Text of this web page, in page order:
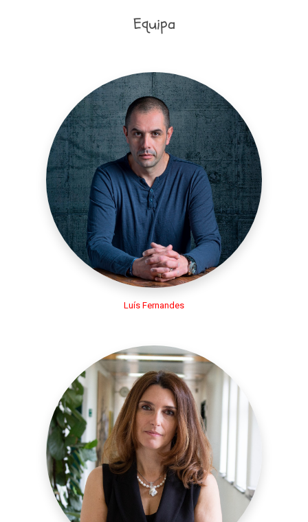
Equipa
Luís Fernandes